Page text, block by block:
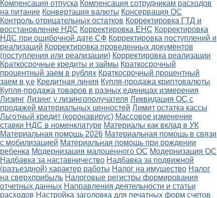
Компенсация отпуска Компенсация сотрудникам расходов
на питание Конвертация валюты Консервация ОС
Контроль отрицательных остатков Корректировка ГТД и
восстановление НДС Корректировка ЕНС Корректировка
НДС при ошибочной дате СФ Корректировка поступлений и
реализаций Корректировка проведенных документов
(поступления или реализации) Корректировка реализации
Краткосрочные кредиты и займы Краткосрочный
процентный заем в рублях Краткосрочный процентный
заем в у.е Кредитная линия Купля-продажа криптовалюты
Купля-продажа товаров в разных единицах измерения
Лизинг Лизинг у лизингополучателя Ликвидация ОС с
продажей материальных ценностей Лимит остатка кассы
Льготный кредит (коронавирус) Массовое изменение
ставки НДС в номенклатуре Материалы как вклад в УК
Материальная помощь 2026 Материальная помощь в связи
с мобилизацией Материальная помощь при рождении
ребенка Модернизация малоценного ОС Модернизация ОС
Надбавка за наставничество Надбавка за подвижной
(разъездной) характер работы Налог на имущество Налог
на сверхприбыль Налоговые регистры формирования
отчетных данных Направления деятельности и статьи
расходов Настройка заголовка для печатных форм счетов